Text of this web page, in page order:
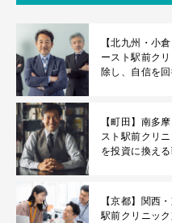
【北九州・小
ースト駅前ク
除し、自信を
【町田】南多
スト駅前クリ
を投資に換え
【京都】関西
駅前クリニッ